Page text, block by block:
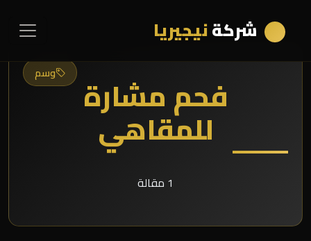
شركةنيجيريا
وسم فحم مشارة
للمقاهي
1 مقالة